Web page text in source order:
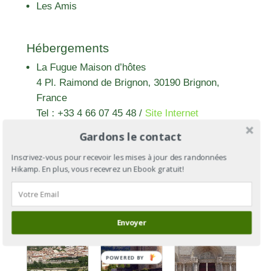
Les Amis
Hébergements
La Fugue Maison d’hôtes
4 Pl. Raimond de Brignon, 30190 Brignon,
France
Tel : +33 4 66 07 45 48/ Site Internet
Gardons le contact
Inscrivez-vous pour recevoir les mises à jour des randonnées
Hikamp. En plus, vous recevrez un Ebook gratuit!
Envoyer
POWERED BY